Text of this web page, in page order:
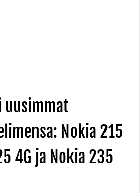
uusimmat
Nokia 215
4G ja Nokia 235